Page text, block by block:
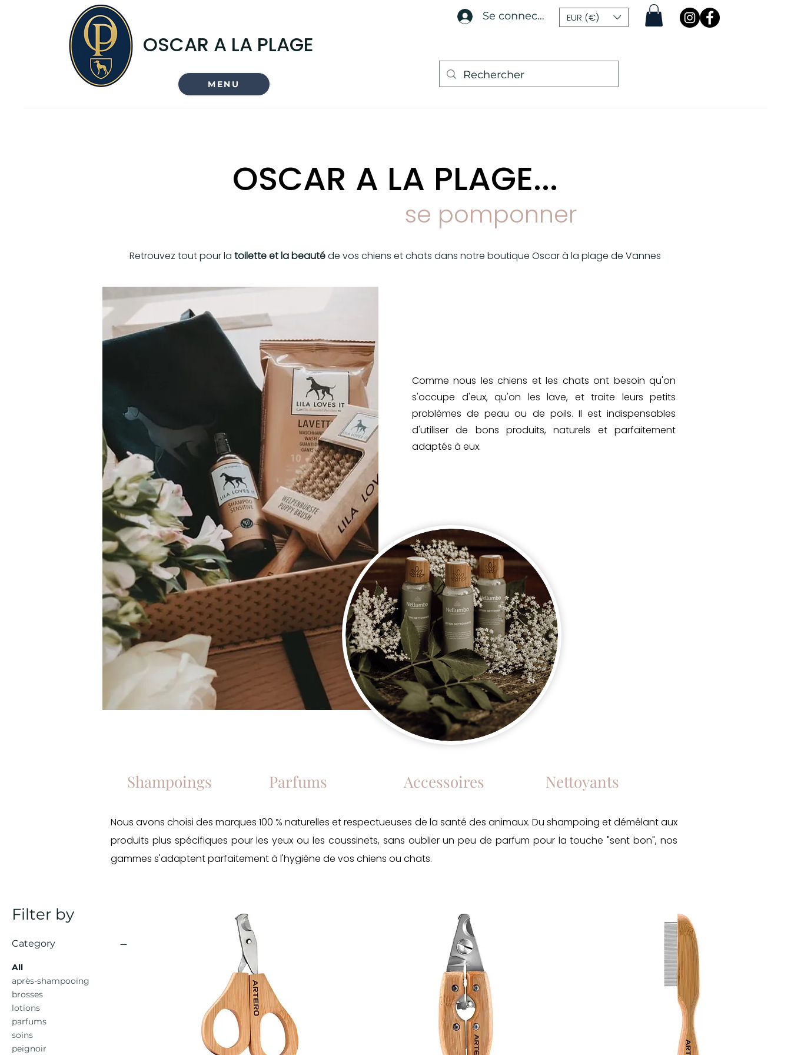
OSCAR A LA PLAGE
MENU
Se connecter EUR (€)
OSCAR A LA PLAGE...
se pomponner
Retrouvez tout pour la toilette et la beautéde vos chiens et chats dans notre boutique Oscar à la plage de Vannes
Comme nous les chiens et les chats ont besoin qu'on
s'occupe d'eux, qu'on les lave, et traite leurs petits
problèmes de peau ou de poils. Il est indispensables
d'utiliser de bons produits, naturels et parfaitement
adaptés à eux.
Shampoings Parfums Accessoires Nettoyants
Nous avons choisi des marques 100 % naturelles etrespectueuses de la santé des animaux. Du shampoing et démêlant aux
produits plus spécifiques pour les yeux ou les coussinets, sans oublier un peu de parfum pour la touche "sent bon", nos
gammes s'adaptent parfaitement à l'hygiène de vos chiens ou chats.
Filter by
Category
All
après-shampooing
brosses
lotions
parfums
soins
peignoir